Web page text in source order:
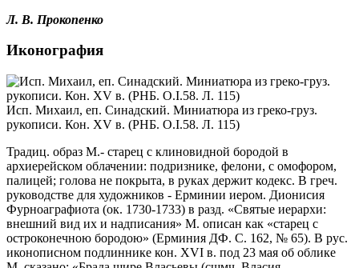
Л. В. Прокопенко
Иконография
Исп. Михаил, еп. Синадский. Миниатюра из греко-груз.
рукописи. Кон. XV в. (РНБ. O.I.58. Л. 115)
Традиц. образ М.- старец с клиновидной бородой в
архиерейском облачении: подризнике, фелони, с омофором,
палицей; голова не покрыта, в руках держит кодекс. В греч.
руководстве для художников - Ерминии иером. Дионисия
Фурноаграфиота (ок. 1730-1733) в разд. «Святые иерархи:
внешний вид их и надписания» М. описан как «старец с
остроконечною бородою» (Ерминия ДФ. С. 162, № 65). В рус.
иконописном подлиннике кон. XVI в. под 23 мая об облике